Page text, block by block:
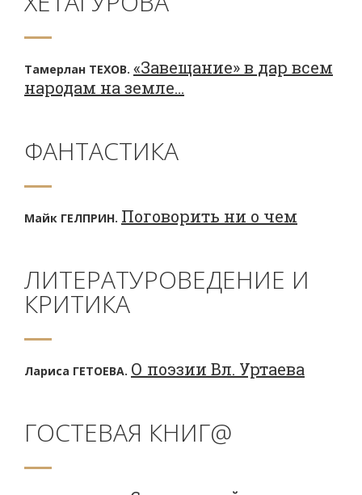
Тамерлан ТЕХОВ. «Завещание» в дар всем
народам на земле…
ФАНТАСТИКА
Майк ГЕЛПРИН. Поговорить ни о чем
ЛИТЕРАТУРОВЕДЕНИЕ И
КРИТИКА
Лариса ГЕТОЕВА. О поэзии Вл. Уртаева
ГОСТЕВАЯ КНИГ@